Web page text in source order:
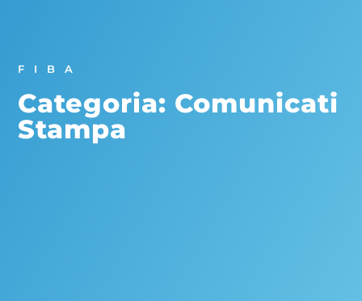
FIBA
Categoria: Comunicati
Stampa